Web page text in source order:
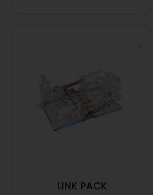
LINK PACK